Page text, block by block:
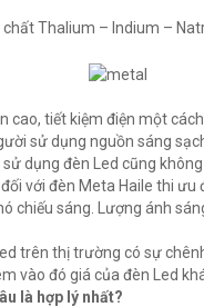
Thalium – Indium –
cao, tiết kiệm điện một
sử dụng nguồn sáng
dụng đèn Led cũng
với đèn Meta Haile thi
chiếu sáng. Lượng ánh
trên thị trường có sự
vào đó giá của đèn Led
là hợp lý nhất?